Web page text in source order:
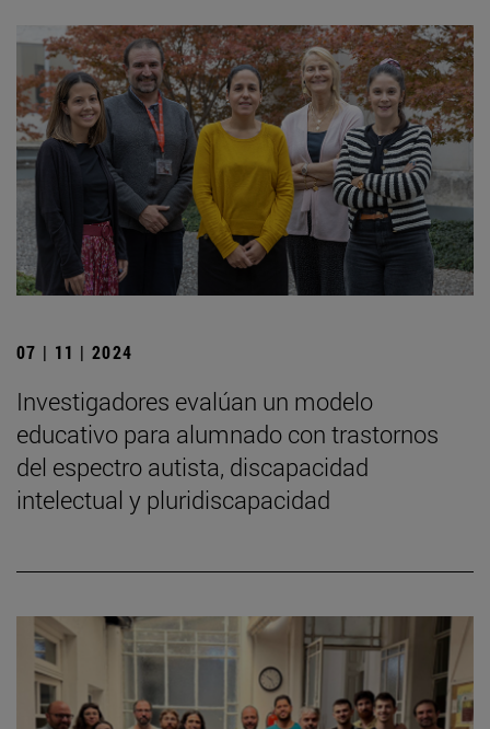
07 | 11 | 2024
Investigadores evalúan un modelo
educativo para alumnado con trastornos
del espectro autista, discapacidad
intelectual y pluridiscapacidad